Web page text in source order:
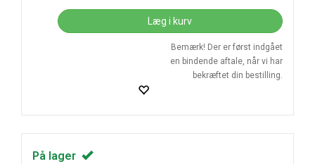
Læg i kurv
Bemærk! Der er først indgået
en bindende aftale, når vi har
bekræftet din bestilling.
På lager